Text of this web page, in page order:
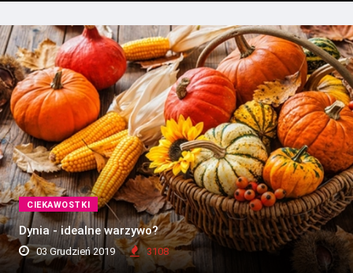
CIEKAWOSTKI
Dynia - idealne warzywo?
03 Grudzień 2019 3108